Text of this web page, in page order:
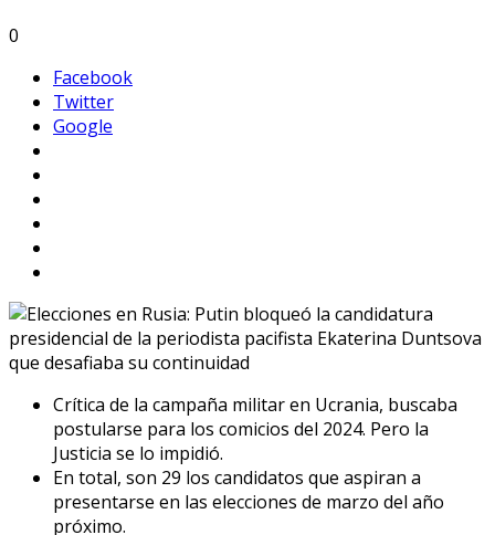
0
Facebook
Twitter
Google
Crítica de la campaña militar en Ucrania, buscaba
postularse para los comicios del 2024. Pero la
Justicia se lo impidió.
En total, son 29 los candidatos que aspiran a
presentarse en las elecciones de marzo del año
próximo.